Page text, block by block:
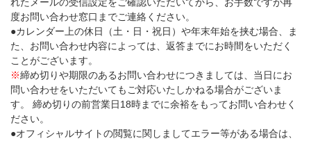
度お問い合わせ窓口までご連絡ください。
●カレンダー上の休日（土・日・祝日）や年末年始を挟む場合、ま
た、お問い合わせ内容によっては、返答までにお時間をいただく
ことがございます。
※締め切りや期限のあるお問い合わせにつきましては、当日にお
問い合わせをいただいてもご対応いたしかねる場合がございま
す。 締め切りの前営業日18時までに余裕をもってお問い合わせく
ださい。
●オフィシャルサイトの閲覧に関しましてエラー等がある場合は、